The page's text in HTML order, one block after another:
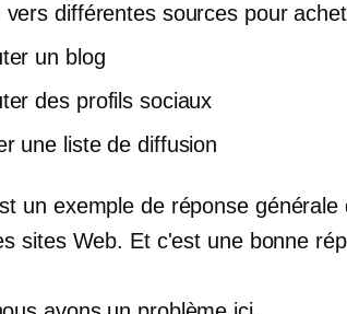
vers différentes sources pour
un blog
des profils sociaux
une liste de diffusion
un exemple de réponse
sites Web. Et c'est une bonne